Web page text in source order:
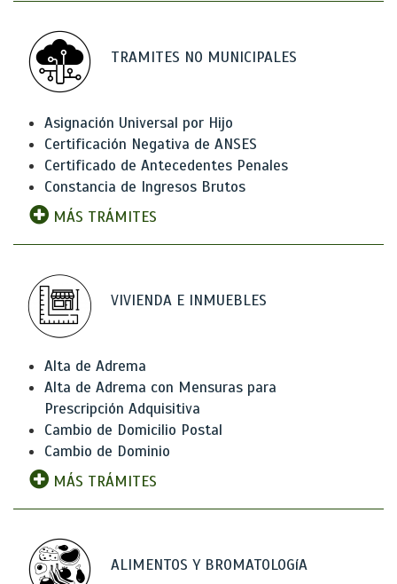
TRAMITES NO MUNICIPALES
Asignación Universal por Hijo
Certificación Negativa de ANSES
Certificado de Antecedentes Penales
Constancia de Ingresos Brutos
MÁS TRÁMITES
VIVIENDA E INMUEBLES
Alta de Adrema
Alta de Adrema con Mensuras para
Prescripción Adquisitiva
Cambio de Domicilio Postal
Cambio de Dominio
MÁS TRÁMITES
ALIMENTOS Y BROMATOLOGíA